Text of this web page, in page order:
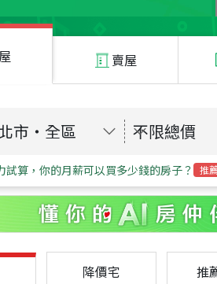
賣屋
市 ・ 全區 不限總價
試算，你的月薪可以買多少錢的房子？ 推
降價宅 推